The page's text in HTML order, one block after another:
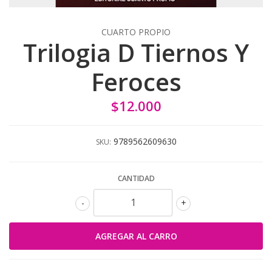
CUARTO PROPIO
Trilogia D Tiernos Y
Feroces
$12.000
SKU: 9789562609630
CANTIDAD
+
-